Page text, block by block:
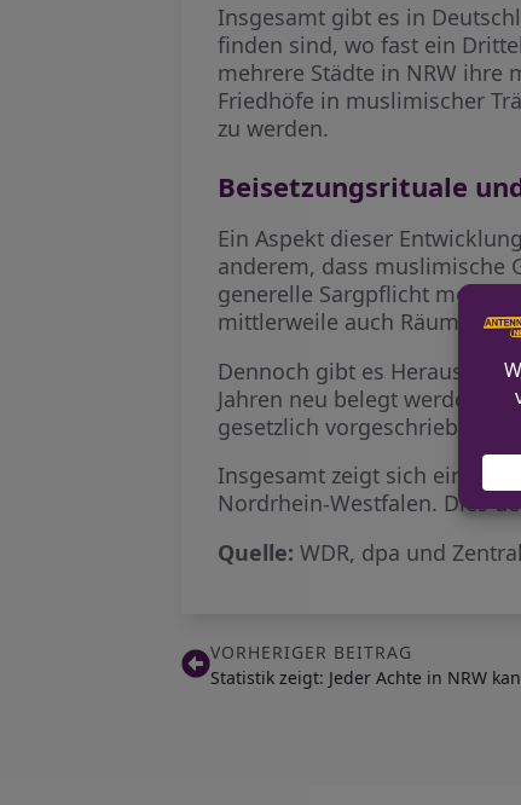
Insgesamt gibt es in
finden sind, wo fast ein
mehrere Städte in NRW ihre
Friedhöfe in muslimischer
zu werden.
Beisetzungsrituale
Ein Aspekt dieser
anderem, dass muslimische
generelle Sargpflicht mehr,
mittlerweile auch Räume für
Dennoch gibt es
Jahren neu belegt werden,
gesetzlich vorgeschriebene
Insgesamt zeigt sich ein
Nordrhein-Westfalen. Dies
Quelle: WDR, dpa und
VORHERIGER BEITRAG
Statistik zeigt: Jeder Achte in NRW